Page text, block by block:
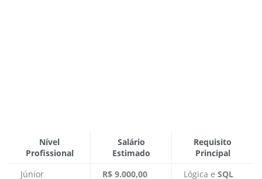
Nível
Profissional
Salário
Estimado
Requisito
Principal
Júnior
R$ 9.000,00 Lógica e SQL